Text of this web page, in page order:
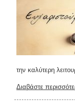
την καλύτερη
Διαβάστε